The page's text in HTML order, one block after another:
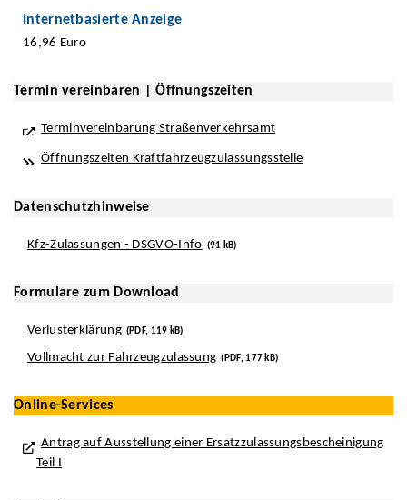
Internetbasierte Anzeige
16,96 Euro
Termin vereinbaren | Öffnungszeiten
Terminvereinbarung Straßenverkehrsamt
Öffnungszeiten Kraftfahrzeugzulassungsstelle
Datenschutzhinweise
Kfz-Zulassungen - DSGVO-Info (91 kB)
Formulare zum Download
Verlusterklärung (PDF, 119 kB)
Vollmacht zur Fahrzeugzulassung (PDF, 177 kB)
Online-Services
Antrag auf Ausstellung einer Ersatzzulassungsbescheinigung
Teil I